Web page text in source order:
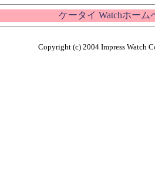
ケータイ Watchホーム
Copyright (c) 2004 Impress Watch